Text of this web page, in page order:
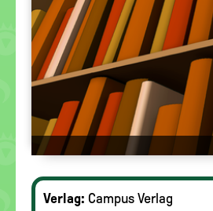
Verlag: Campus Verlag